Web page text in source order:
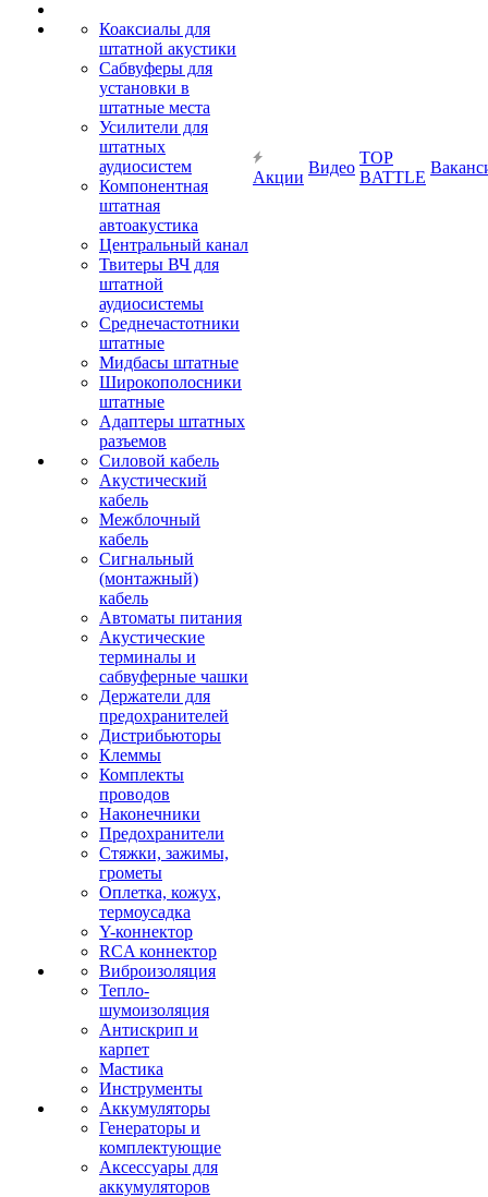
Коаксиалы для
штатной акустики
Сабвуферы для
установки в
штатные места
Усилители для
штатных
аудиосистем
Компонентная
штатная
автоакустика
Центральный канал
Твитеры ВЧ для
штатной
аудиосистемы
Среднечастотники
штатные
Мидбасы штатные
Широкополосники
штатные
Адаптеры штатных
разъемов
Силовой кабель
Акустический
кабель
Межблочный
кабель
Сигнальный
(монтажный)
кабель
Автоматы питания
Акустические
терминалы и
сабвуферные чашки
Держатели для
предохранителей
Дистрибьюторы
Клеммы
Комплекты
проводов
Наконечники
Предохранители
Стяжки, зажимы,
грометы
Оплетка, кожух,
термоусадка
Y-коннектор
RCA коннектор
Виброизоляция
Тепло-
шумоизоляция
Антискрип и
карпет
Мастика
Инструменты
Аккумуляторы
Генераторы и
комплектующие
Аксессуары для
аккумуляторов
Акции
Видео
TOP
BATTLE